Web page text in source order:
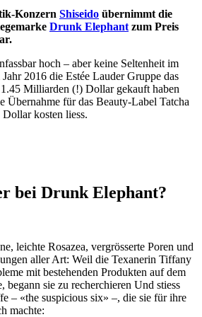
Konzern Shiseido übernimmt die
Drunk Elephant zum Preis
hoch – aber keine Seltenheit im
2016 die Estée Lauder Gruppe das
Milliarden (!) Dollar gekauft haben
Übernahme für das Beauty-Label Tatcha
kosten liess.
bei Drunk Elephant?
leichte Rosazea, vergrösserte Poren und
aller Art: Weil die Texanerin Tiffany
mit bestehenden Produkten auf dem
begann sie zu recherchieren Und stiess
– «the suspicious six» –, die sie für ihre
machte: